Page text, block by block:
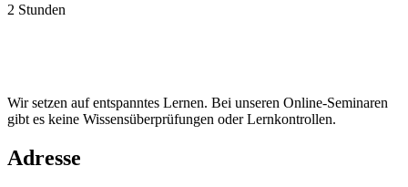
2 Stunden
Wir setzen auf entspanntes Lernen. Bei unseren Online-Seminaren
gibt es keine Wissensüberprüfungen oder Lernkontrollen.
Adresse